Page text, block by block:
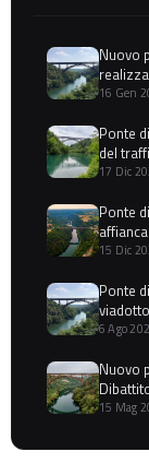
Nuovo
16 Gen
Ponte
del
17 Dic
Ponte
15 Dic
Ponte
6 Ago
Nuovo
15 Mag